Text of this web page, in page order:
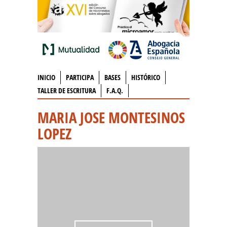
INICIO PARTICIPA BASES
HISTÓRICO
TALLER DE ESCRITURA
F.A.Q.
MARIA JOSE MONTESINOS
LOPEZ